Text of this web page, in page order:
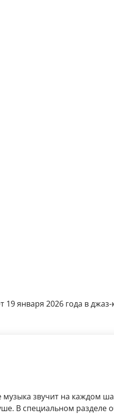
января 2026 года в
музыка звучит на каждом
В специальном